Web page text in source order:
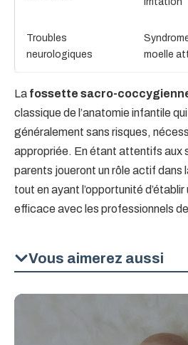
Troubles
neurologiques
moelle
La fossette sacro-
classique de l’anatomie infantile
généralement sans risques,
appropriée. En étant attentifs aux
parents joueront un rôle actif dans
tout en ayant l’opportunité
efficace avec les professionnels
Vous aimerez aussi